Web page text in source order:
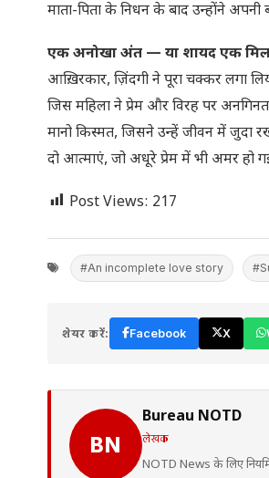
माता-पिता के निधन के बाद उन्होंने
एक अनोखा अंत — या शायद एक
आख़िरकार, ज़िंदगी ने पूरा चक्कर लगा
जिस महिला ने प्रेम और विरह पर
मानो किस्मत, जिसने उन्हें जीवन में जुदा
दो आत्माएं, जो अधूरे प्रेम में भी अमर हो
Post Views: 217
#An incomplete love story
शेयर करें: Facebook X
BN
Bureau NOTD
लेखक
NOTD News के लिए